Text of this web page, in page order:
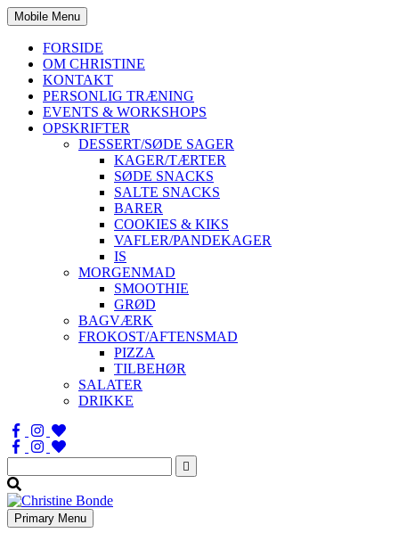
Mobile Menu
FORSIDE
OM CHRISTINE
KONTAKT
PERSONLIG TRÆNING
EVENTS & WORKSHOPS
OPSKRIFTER
DESSERT/SØDE SAGER
KAGER/TÆRTER
SØDE SNACKS
SALTE SNACKS
BARER
COOKIES & KIKS
VAFLER/PANDEKAGER
IS
MORGENMAD
SMOOTHIE
GRØD
BAGVÆRK
FROKOST/AFTENSMAD
PIZZA
TILBEHØR
SALATER
DRIKKE
Søg
efter:
Primary Menu